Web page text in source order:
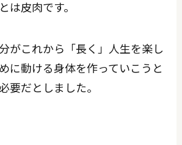
は皮肉です。
がこれから「長く」人生を楽し
に動ける身体を作っていこうと
要だとしました。